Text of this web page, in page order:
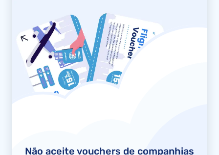
Não aceite vouchers de companhias